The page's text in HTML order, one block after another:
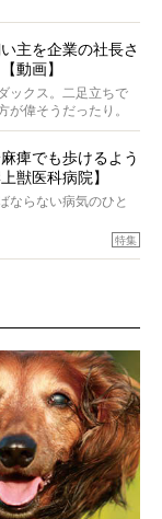
主を企業の社長さ
動画】
ックス。二足立ちで
偉そうだったり。
は、もう人間にしか
痺でも歩けるよう
獣医科病院】
ならない病気のひと
ヘルニアに強い動物
に強いといわれる
った子が投与37日で
特集